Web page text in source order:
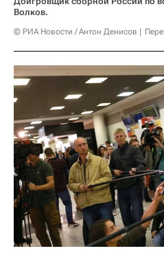
Волков.
© РИА Новости / Антон Денисов